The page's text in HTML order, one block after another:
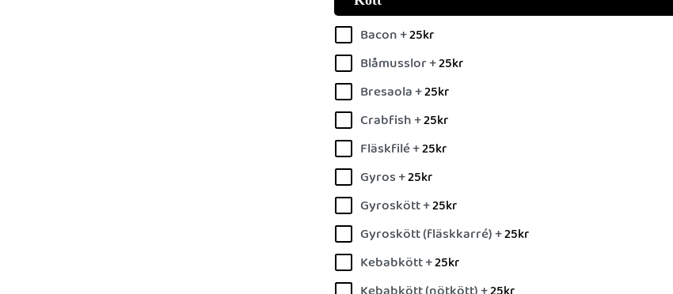
Bacon +25kr
Blåmusslor +25kr
Bresaola +25kr
Crabfish +25kr
Fläskfilé +25kr
Gyros +25kr
Gyroskött +25kr
Gyroskött (fläskkarré) +25kr
Kebabkött +25kr